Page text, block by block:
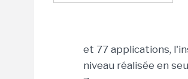
et 77 applications,
niveau réalisée en